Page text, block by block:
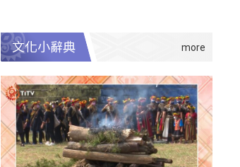
文化小辭典